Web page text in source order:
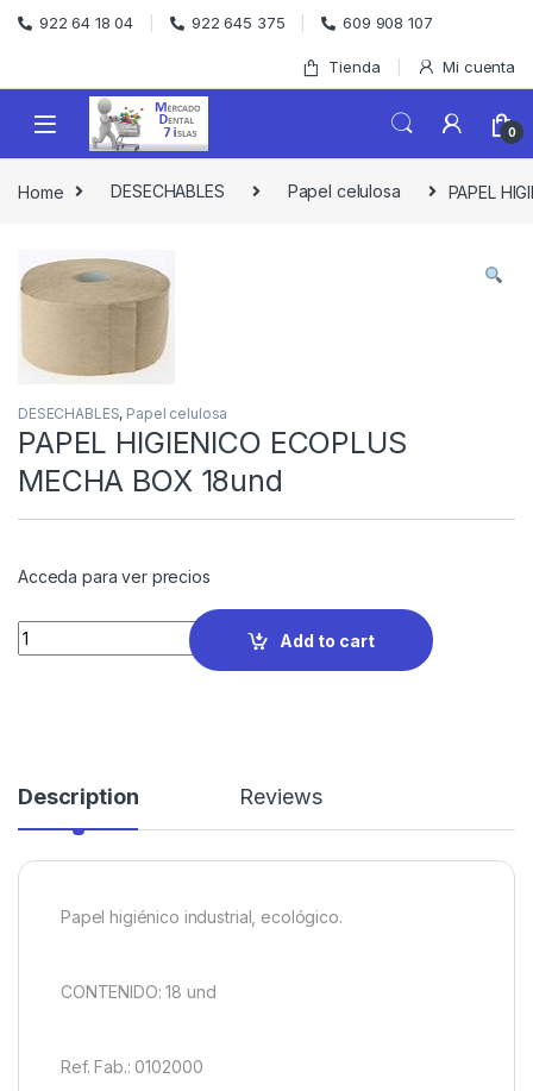
Skip to navigation
Skip to content
922 64 18 04 922 645 375 609 908 107
Tienda Mi cuenta
0
Home DESECHABLES Papel celulosa PAPEL
DESECHABLES, Papel celulosa
PAPEL HIGIENICO ECOPLUS
MECHA BOX 18und
Acceda para ver precios
Quantity
Add to cart
Description Reviews
Papel higiénico industrial, ecológico.
CONTENIDO: 18 und
Ref. Fab.: 0102000